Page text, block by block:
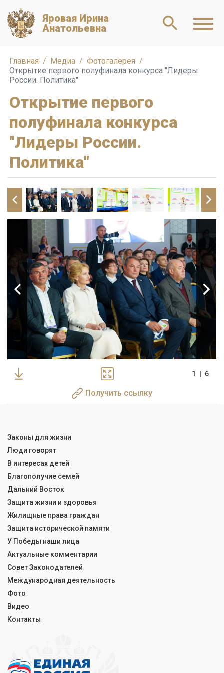
Яровая Ирина
Анатольевна
Главная Медиа
Фотогалерея
Открытие первого полуфинала конкурса "Лидеры
России. Политика"
Открытие первого
полуфинала конкурса
"Лидеры России.
Политика"
Получить ссылку
1 6
Законы для жизни
Люди говорят
В интересах детей
Благополучие семей
Дальний Восток
Защита жизни и здоровья
Жилищные права граждан
Защита исторической памяти
У Победы наши лица
Актуальные комментарии
Совет Законодателей
Международная деятельность
Фото
Видео
Контакты